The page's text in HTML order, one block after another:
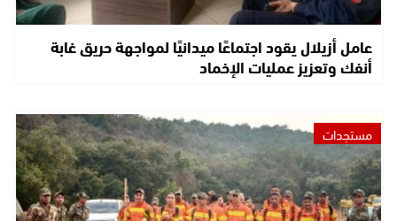
عامل أزيلال يقود اجتماعًا ميدانيًا لمواجهة حريق غابة
أنفك وتعزيز عمليات الإخماد
مستجدات